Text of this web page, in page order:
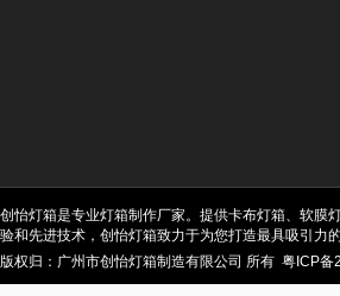
创怡灯箱是专业灯箱制作厂家。提供卡布灯箱、软膜
验和先进技术，创怡灯箱致力于为您打造最具吸引力
版权归：广州市创怡灯箱制造有限公司 所有 粤ICP备